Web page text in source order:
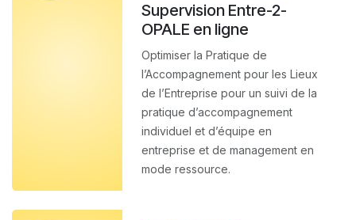
Supervision Entre-2-
OPALE en ligne
Optimiser la Pratique de
l’Accompagnement pour les Lieux
de l’Entreprise pour un suivi de la
pratique d’accompagnement
individuel et d’équipe en
entreprise et de management en
mode ressource.